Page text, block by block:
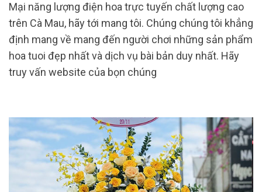
Mại năng lượng điện hoa trực tuyến chất lượng cao
trên Cà Mau, hãy tới mang tôi. Chúng chúng tôi khẳng
định mang về mang đến người chơi những sản phẩm
hoa tuoi đẹp nhất và dịch vụ bài bản duy nhất. Hãy
truy vấn website của bọn chúng